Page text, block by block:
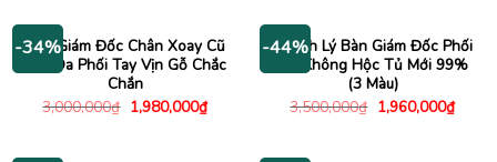
1,980,000₫.
-34%
Ghế Giám Đốc Chân Xoay Cũ
Bọc Da Phối Tay Vịn Gỗ Chắc
Chắn
3,000,000₫ Giá
gốc
1,980,000₫Giá
hiện
-44%
Thanh Lý Bàn Giám Đốc Phối
Chỉ Không Hộc Tủ Mới 99%
(3 Màu)
3,500,000₫ Giá
gốc
1,960,000₫Giá
hiện